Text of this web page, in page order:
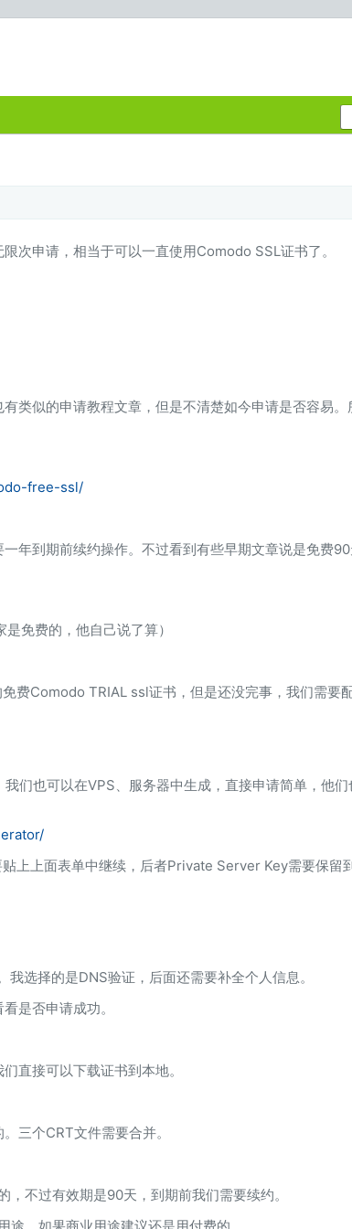
次申请，相当于可以一直使用Comodo SSL证书了。
类似的申请教程文章，但是不清楚如今申请是否容易
free-ssl/
年到期前续约操作。不过看到有些早期文章说是免费
免费的，他自己说了算）
费Comodo TRIAL ssl证书，但是还没完事，我们需要配
们也可以在VPS、服务器中生成，直接申请简单，他
上上面表单中继续，后者Private Server Key需要保留
选择的是DNS验证，后面还需要补全个人信息。
是否申请成功。
直接可以下载证书到本地。
三个CRT文件需要合并。
不过有效期是90天，到期前我们需要续约。